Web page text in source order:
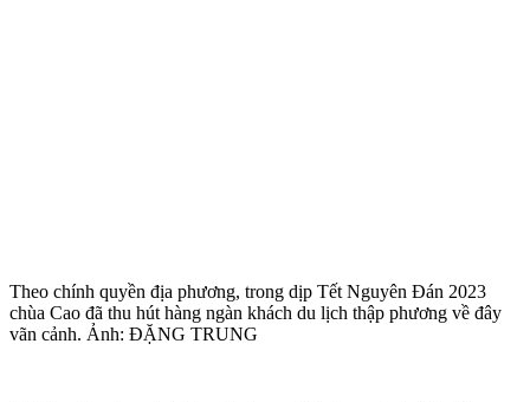
Theo chính quyền địa phương, trong dịp Tết Nguyên Đán 2023
chùa Cao đã thu hút hàng ngàn khách du lịch thập phương về đây
vãn cảnh. Ảnh: ĐẶNG TRUNG